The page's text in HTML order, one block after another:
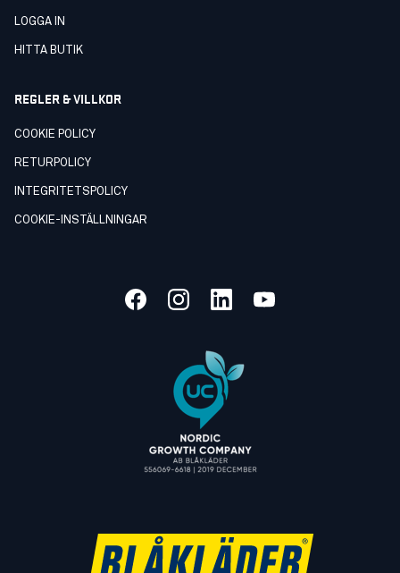
LOGGA IN
HITTA BUTIK
REGLER & VILLKOR
COOKIE POLICY
RETURPOLICY
INTEGRITETSPOLICY
COOKIE-INSTÄLLNINGAR